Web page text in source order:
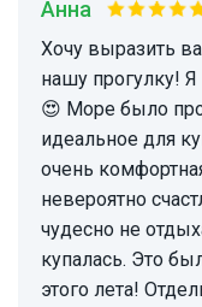
Анна
Хочу выразить вам ОГРОМНУЮ благодарность за
нашу прогулку!
😍 Море было
идеальное для
очень
невероятно
чудесно не
купалась. Это
этого лета!